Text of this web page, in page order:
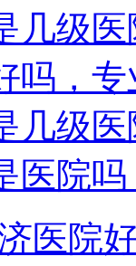
几级
吗，
几级
医院吗
医院